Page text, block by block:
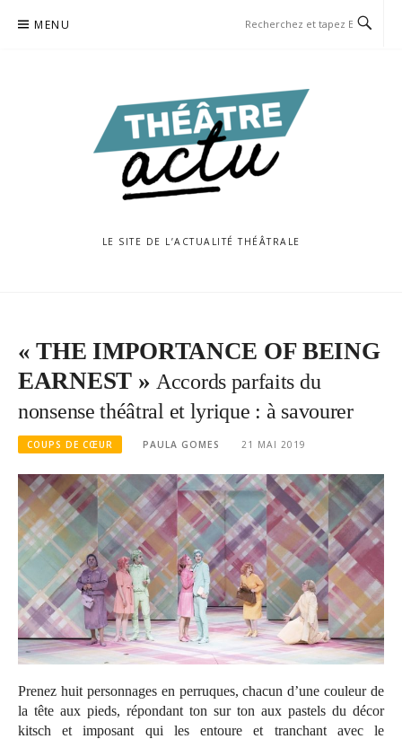
MENU
LE SITE DE L’ACTUALITÉ THÉÂTRALE
« THE IMPORTANCE OF BEING
EARNEST » Accords parfaits du
nonsense théâtral et lyrique : à savourer
COUPS DE CŒUR PAULA GOMES 21 MAI 2019
Prenez huit personnages en perruques, chacun d’une couleur de
la tête aux pieds, répondant ton sur ton aux pastels du décor
kitsch et imposant qui les entoure et tranchant avec le